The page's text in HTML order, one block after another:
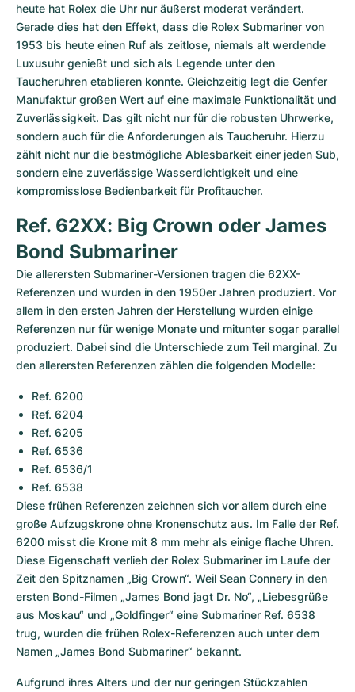
heute hat Rolex die Uhr nur äußerst moderat verändert.
Gerade dies hat den Effekt, dass die Rolex Submariner von
1953 bis heute einen Ruf als zeitlose, niemals alt werdende
Luxusuhr genießt und sich als Legende unter den
Taucheruhren etablieren konnte. Gleichzeitig legt die Genfer
Manufaktur großen Wert auf eine maximale Funktionalität und
Zuverlässigkeit. Das gilt nicht nur für die robusten Uhrwerke,
sondern auch für die Anforderungen als Taucheruhr. Hierzu
zählt nicht nur die bestmögliche Ablesbarkeit einer jeden Sub,
sondern eine zuverlässige Wasserdichtigkeit und eine
kompromisslose Bedienbarkeit für Profitaucher.
Ref. 62XX: Big Crown oder James
Bond Submariner
Die allerersten Submariner-Versionen tragen die 62XX-
Referenzen und wurden in den 1950er Jahren produziert. Vor
allem in den ersten Jahren der Herstellung wurden einige
Referenzen nur für wenige Monate und mitunter sogar parallel
produziert. Dabei sind die Unterschiede zum Teil marginal. Zu
den allerersten Referenzen zählen die folgenden Modelle:
Ref. 6200
Ref. 6204
Ref. 6205
Ref. 6536
Ref. 6536/1
Ref. 6538
Diese frühen Referenzen zeichnen sich vor allem durch eine
große Aufzugskrone ohne Kronenschutz aus. Im Falle der Ref.
6200 misst die Krone mit 8 mm mehr als einige flache Uhren.
Diese Eigenschaft verlieh der Rolex Submariner im Laufe der
Zeit den Spitznamen „Big Crown“. Weil Sean Connery in den
ersten Bond-Filmen „James Bond jagt Dr. No“, „Liebesgrüße
aus Moskau“ und „Goldfinger“ eine Submariner Ref. 6538
trug, wurden die frühen Rolex-Referenzen auch unter dem
Namen „James Bond Submariner“ bekannt.
Aufgrund ihres Alters und der nur geringen Stückzahlen